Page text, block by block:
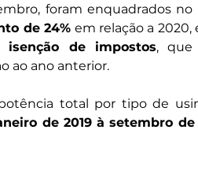
foram enquadrados
de 24% em relação a
de impostos, que
ao ano anterior.
total por tipo de
de 2019 à setembro de